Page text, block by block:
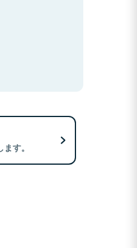
す。